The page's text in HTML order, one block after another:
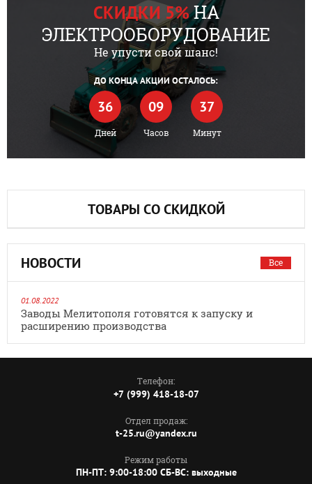
СКИДКИ 5%НА
ЭЛЕКТРООБОРУДОВАНИЕ
Не упусти свой шанс!
ДО КОНЦА АКЦИИ ОСТАЛОСЬ:
36
Дней
09
Часов
37
Минут
ТОВАРЫ СО СКИДКОЙ
НОВОСТИ Все
01.08.2022
Заводы Мелитополя готовятся к запуску и
расширению производства
Телефон:
+7 (999) 418-18-07
Отдел продаж:
t-25.ru@yandex.ru
Режим работы
ПН-ПТ: 9:00-18:00 СБ-ВС: выходные